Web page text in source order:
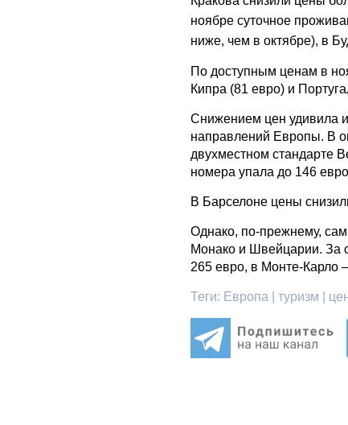
ноябре суточное
ниже, чем в октябре), в
По доступным ценам в
Кипра (81 евро) и
Снижением цен удивила
направлений Европы. В
двухместном стандарте
номера упала до 146
В Барселоне цены
Однако, по-прежнему,
Монако и Швейцарии. За
265 евро, в Монте-Карло
Теги: Европа | туризм |